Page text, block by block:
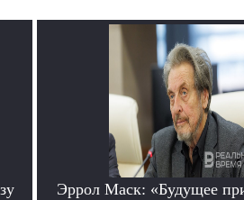
Эррол Маск: «Будущее